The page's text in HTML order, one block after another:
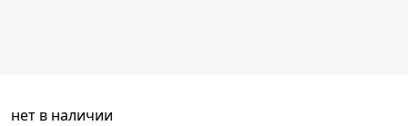
нет в наличии